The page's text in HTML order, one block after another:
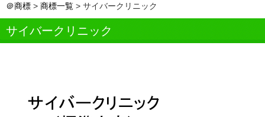
＠商標 > 商標一覧 > サイバークリニック
サイバークリニック